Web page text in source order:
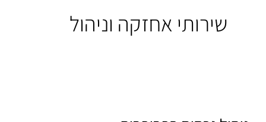
שירותי אחזקה וניהול